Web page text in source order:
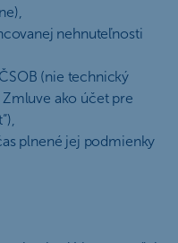
nehnuteľnosti
(nie technický
ako účet pre
plnené jej podmienky